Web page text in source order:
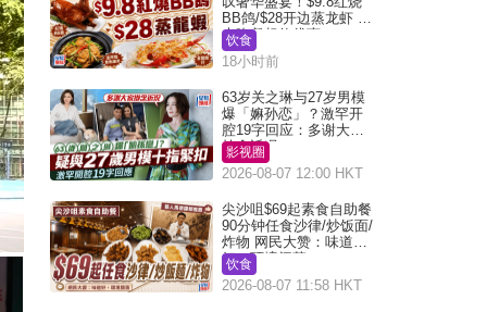
BB鸽/$28开边蒸龙虾 3
大晚餐超值优惠
饮食
18小时前
63岁关之琳与27岁男模
爆「嫲孙恋」？激罕开
腔19字回应：多谢大家
挂念近况
影视圈
2026-08-07 12:00 HKT
尖沙咀$69起素食自助餐
90分钟任食沙律/炒饭面/
炸物 网民大赞：味道
好，环境阔落
饮食
2026-08-07 11:58 HKT